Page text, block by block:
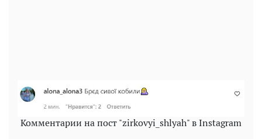
Комментарии на пост "zirkovyi_shlyah" в Instagram